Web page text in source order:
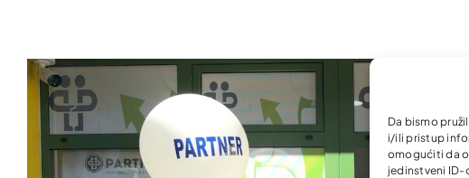
Da bismo
i/ili pristup
omogućiti da
jedinstveni ID-